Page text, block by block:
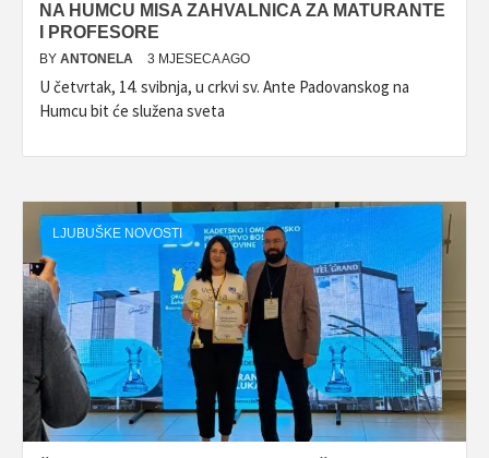
NA HUMCU MISA ZAHVALNICA ZA MATURANTE
I PROFESORE
BY ANTONELA 3 MJESECA AGO
U četvrtak, 14. svibnja, u crkvi sv. Ante Padovanskog na
Humcu bit će služena sveta
LJUBUŠKE NOVOSTI